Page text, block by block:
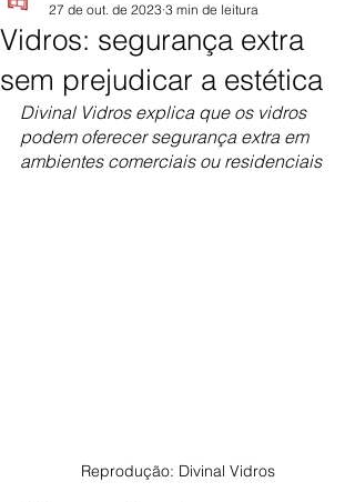
Vidros: segurança extra
sem prejudicar a estética
27 de out. de 2023 3 min de leitura
Divinal Vidros explica que os vidros
podem oferecer segurança extra em
ambientes comerciais ou residenciais
Reprodução: Divinal Vidros